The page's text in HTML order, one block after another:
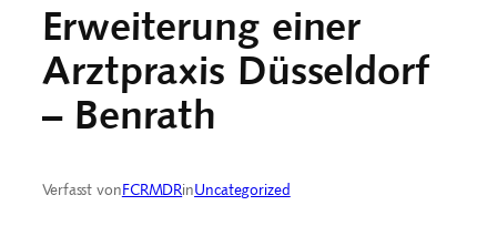
Erweiterung einer
Arztpraxis Düsseldorf
– Benrath
Verfasst vonFCRMDRinUncategorized